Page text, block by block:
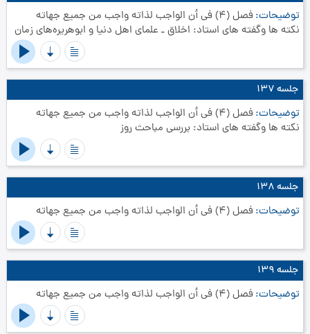
توضیحات فصل (4) في أن الواجب لذاته واجب من جميع جهاته‏
نکته ها وگفته های استاد: اخلاق ـ علمای اهل دنیا و ابوهریره‌های زمان
جلسه ۱۳۷
توضیحات فصل (4) في أن الواجب لذاته واجب من جميع جهاته‏
نکته ها وگفته های استاد: بررسی مباحث روز
جلسه ۱۳۸
توضیحات فصل (4) في أن الواجب لذاته واجب من جميع جهاته‏
جلسه ۱۳۹
توضیحات فصل (4) في أن الواجب لذاته واجب من جميع جهاته‏